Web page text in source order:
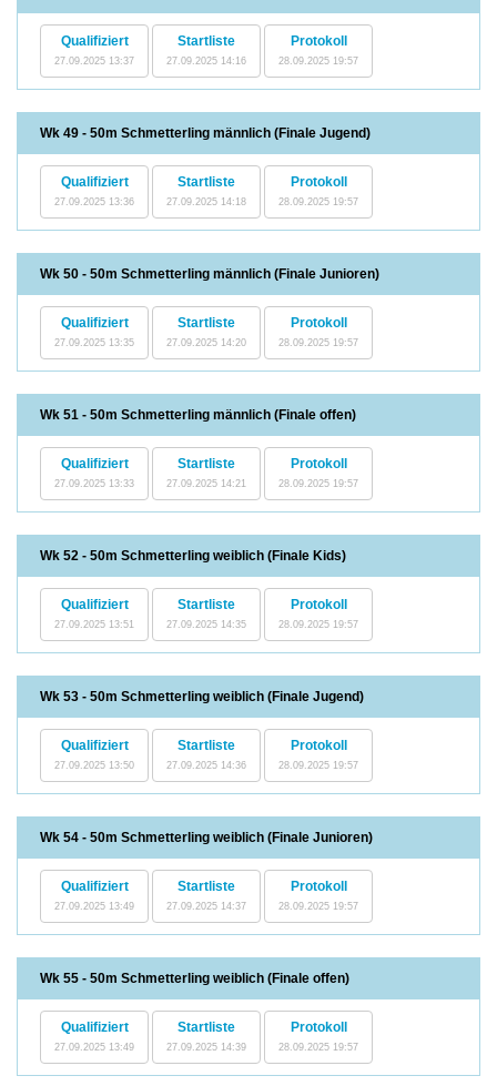
Qualifiziert
27.09.2025 13:37
Startliste
27.09.2025 14:16
Protokoll
28.09.2025 19:57
Wk 49 - 50m Schmetterling männlich (Finale Jugend)
Qualifiziert
27.09.2025 13:36
Startliste
27.09.2025 14:18
Protokoll
28.09.2025 19:57
Wk 50 - 50m Schmetterling männlich (Finale Junioren)
Qualifiziert
27.09.2025 13:35
Startliste
27.09.2025 14:20
Protokoll
28.09.2025 19:57
Wk 51 - 50m Schmetterling männlich (Finale offen)
Qualifiziert
27.09.2025 13:33
Startliste
27.09.2025 14:21
Protokoll
28.09.2025 19:57
Wk 52 - 50m Schmetterling weiblich (Finale Kids)
Qualifiziert
27.09.2025 13:51
Startliste
27.09.2025 14:35
Protokoll
28.09.2025 19:57
Wk 53 - 50m Schmetterling weiblich (Finale Jugend)
Qualifiziert
27.09.2025 13:50
Startliste
27.09.2025 14:36
Protokoll
28.09.2025 19:57
Wk 54 - 50m Schmetterling weiblich (Finale Junioren)
Qualifiziert
27.09.2025 13:49
Startliste
27.09.2025 14:37
Protokoll
28.09.2025 19:57
Wk 55 - 50m Schmetterling weiblich (Finale offen)
Qualifiziert
27.09.2025 13:49
Startliste
27.09.2025 14:39
Protokoll
28.09.2025 19:57